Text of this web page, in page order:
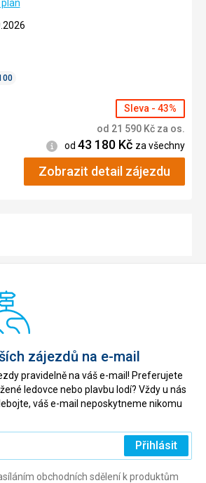
Sleva - 43%
od 21 590 Kč za os.
Informace
od 43 180 Kč za všechny
Zobrazit detail zájezdu
zájezdů na e-mail
pravidelně na váš e-mail! Preferujete
ledovce nebo plavbu lodí? Vždy u nás
váš e-mail neposkytneme nikomu
Přihlásit
obchodních sdělení k produktům